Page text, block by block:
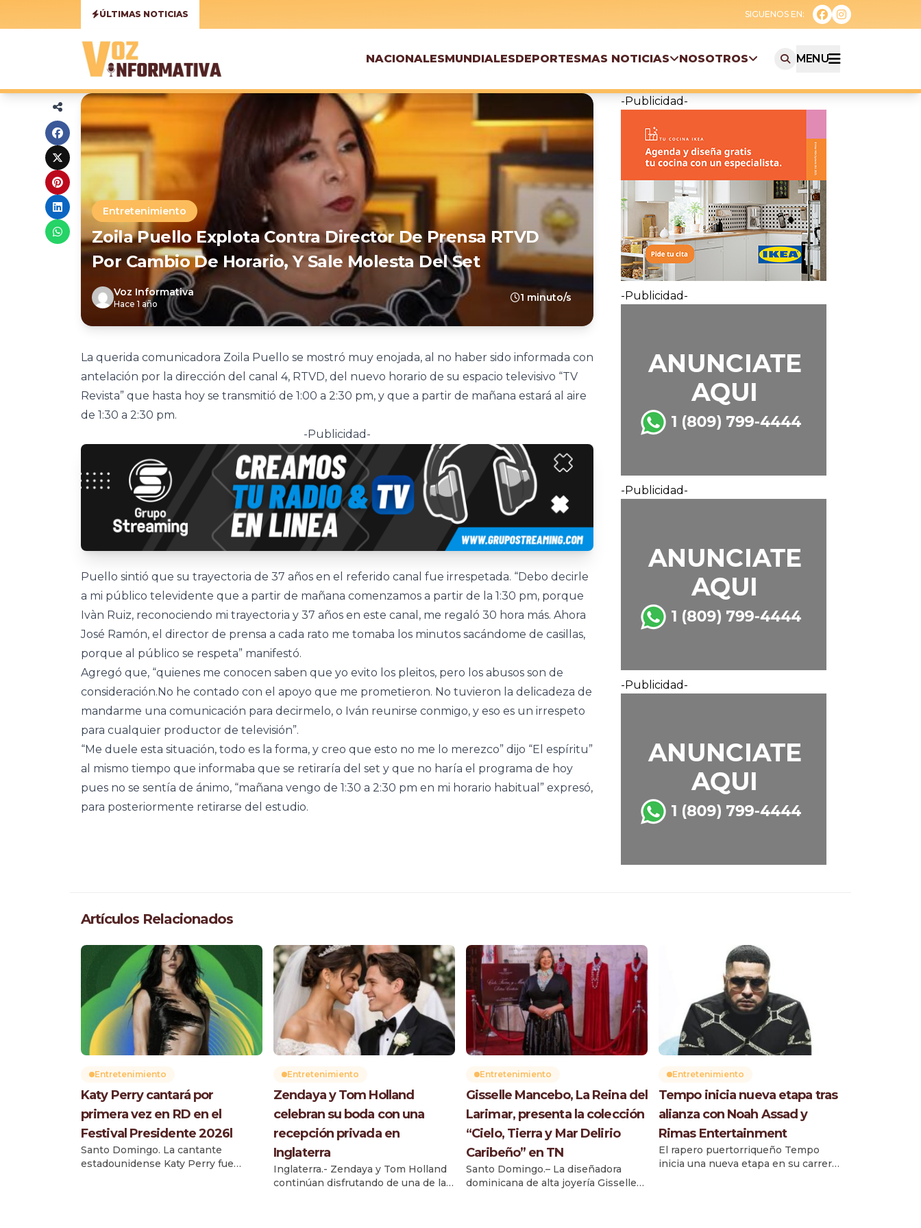
ÚLTIMAS NOTICIAS
NACIONALESMUNDIALESDEPORTESMAS NOTICIAS NOSOTROS MENU
Entretenimiento
Zoila Puello Explota Contra Director De Prensa RTVD
Por Cambio De Horario, Y Sale Molesta Del Set
Voz Informativa
Hace 1 año
1 minuto/s
La querida comunicadora Zoila Puello se mostró muy enojada, al no haber sido informada con
antelación por la dirección del canal 4, RTVD, del nuevo horario de su espacio televisivo “TV
Revista” que hasta hoy se transmitió de 1:00 a 2:30 pm, y que a partir de mañana estará al aire
de 1:30 a 2:30 pm.
-Publicidad-
Puello sintió que su trayectoria de 37 años en el referido canal fue irrespetada. “Debo decirle
a mi público televidente que a partir de mañana comenzamos a partir de la 1:30 pm, porque
Ivàn Ruiz, reconociendo mi trayectoria y 37 años en este canal, me regaló 30 hora más. Ahora
José Ramón, el director de prensa a cada rato me tomaba los minutos sacándome de casillas,
porque al público se respeta” manifestó.
Agregó que, “quienes me conocen saben que yo evito los pleitos, pero los abusos son de
consideración.No he contado con el apoyo que me prometieron. No tuvieron la delicadeza de
mandarme una comunicación para decirmelo, o Iván reunirse conmigo, y eso es un irrespeto
para cualquier productor de televisión”.
“Me duele esta situación, todo es la forma, y creo que esto no me lo merezco” dijo “El espíritu”
al mismo tiempo que informaba que se retiraría del set y que no haría el programa de hoy
pues no se sentía de ánimo, “mañana vengo de 1:30 a 2:30 pm en mi horario habitual” expresó,
para posteriormente retirarse del estudio.
-Publicidad-
-Publicidad-
-Publicidad-
-Publicidad-
Artículos Relacionados
Entretenimiento
Katy Perry cantará por
primera vez en RD en el
Festival Presidente 2026l
Santo Domingo. La cantante
estadounidense Katy Perry fue
Entretenimiento
Zendaya y Tom Holland
celebran su boda con una
recepción privada en
Inglaterra
Inglaterra.- Zendaya y Tom Holland
continúan disfrutando de una de las
Entretenimiento
Gisselle Mancebo, La Reina del
Larimar, presenta la colección
“Cielo, Tierra y Mar Delirio
Caribeño” en TN
Santo Domingo.– La diseñadora
dominicana de alta joyería Gisselle
Entretenimiento
Tempo inicia nueva etapa tras
alianza con Noah Assad y
Rimas Entertainment
El rapero puertorriqueño Tempo
inicia una nueva etapa en su carrera